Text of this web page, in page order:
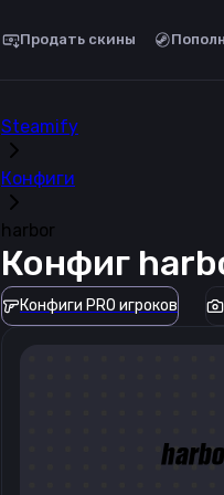
Продать скины
Steamify
Конфиги
harbor
Конфиг
Конфиги PRO игроков